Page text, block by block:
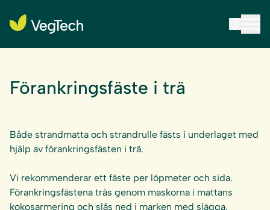
Förankringsfäste i trä
Både strandmatta och strandrulle fästs i underlaget med
hjälp av förankringsfästen i trä.
Vi rekommenderar ett fäste per löpmeter och sida.
Förankringsfästena träs genom maskorna i mattans
kokosarmering och slås ned i marken med slägga.